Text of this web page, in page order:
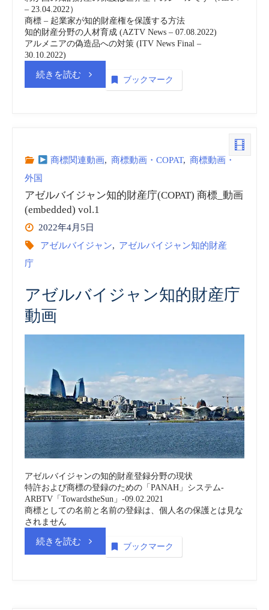
_
– 23.04.2022）
商標 – 起業家が知的財産権を保護する方法
知的財産分野の人材育成 (AZTV News – 07.08.2022)
アルメニアの偽造品への対策 (ITV News Final –
30.10.2022)
続きを読む“ア
バ
ジ
知
庁
(COPAT)
商
標
_
ブックマーク
商標関連動画, 商標動画・COPAT, 商標動画・
外国
アゼルバイジャン知的財産庁(COPAT) 商標_動画
(embedded) vol.1
2022年4月5日
アゼルバイジャン, アゼルバイジャン知的財産
庁
アゼルバイジャン知的財産庁
動画
アゼルバイジャンの知的財産登録分野の現状
特許および商標の登録のための「PANAH」システム-
ARBTV「TowardstheSun」-09.02.2021
商標としての名前と名前の登録は、個人名の保護とは見な
されません
続きを読む“ア
ブックマーク